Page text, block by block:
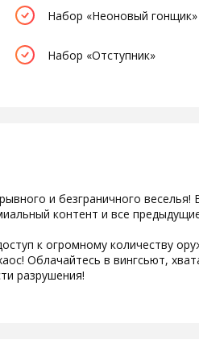
Набор «Неоновый гонщик»
Набор «Отступник»
и безграничного веселья!
контент и все
к огромному количеству
Облачайтесь в вингсьют,
разрушения!